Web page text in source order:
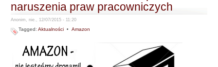
naruszenia praw pracowniczych
Anonim, nie., 12/07/2015 - 11:20
Tagged:Aktualności •Amazon